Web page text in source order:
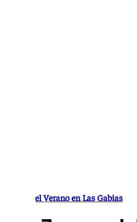
Juegos del Verano en Las Gabias